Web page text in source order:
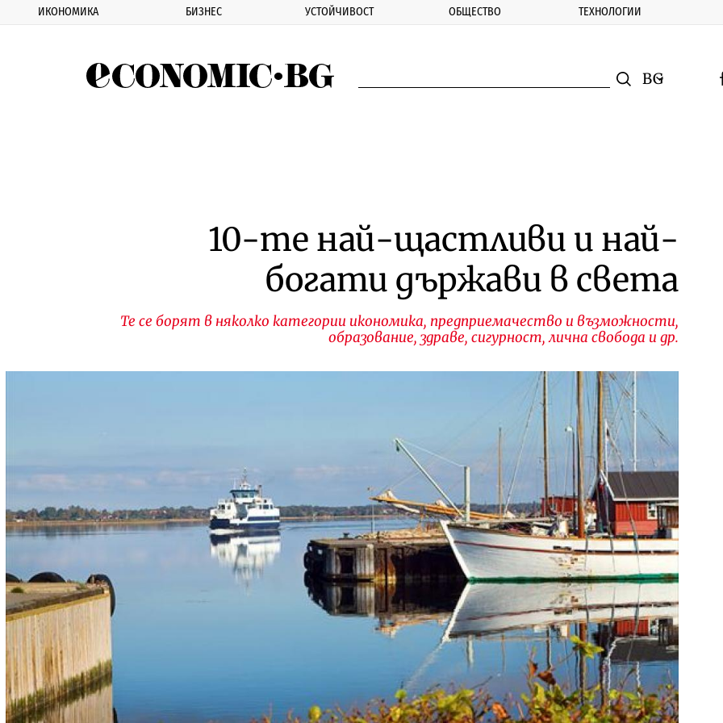
ИКОНОМИКА БИЗНЕС УСТОЙЧИВОСТ ОБЩЕСТВО ТЕХНОЛОГИИ
Смяна на
10-те най-щастливи и най-
богати държави в света
Те се борят в няколко категории икономика, предприемачество и възможности,
образование, здраве, сигурност, лична свобода и др.